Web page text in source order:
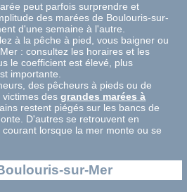
peut parfois surprendre et
des marées de Boulouris-sur-
d'une semaine à l'autre.
à la pêche à pied, vous baigner ou
: consultez les horaires et les
le coefficient est élevé, plus
importante.
des pêcheurs à pieds ou de
victimes desgrandes marées à
restent piégés sur les bancs de
D'autres se retrouvent en
lorsque la mer monte ou se
sur-Mer